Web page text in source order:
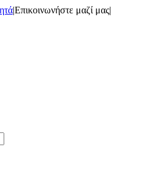
|Επικοινωνήστε μαζί μας|